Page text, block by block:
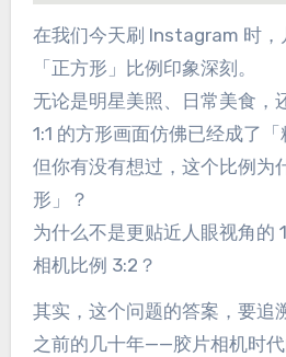
在我们今天刷 Instagram 时，几乎所有人都对那个
「正方形」比例印象深刻。
无论是明星美照、日常美食，
1:1 的方形画面仿佛已经成了「
但你有没有想过，这个比例为
形」？
为什么不是更贴近人眼视角的
相机比例 3:2？
其实，这个问题的答案，要追
之前的几十年——胶片相机时代